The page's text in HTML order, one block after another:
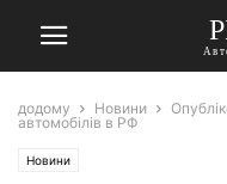
додому Новини
автомобілів в РФ
Новини